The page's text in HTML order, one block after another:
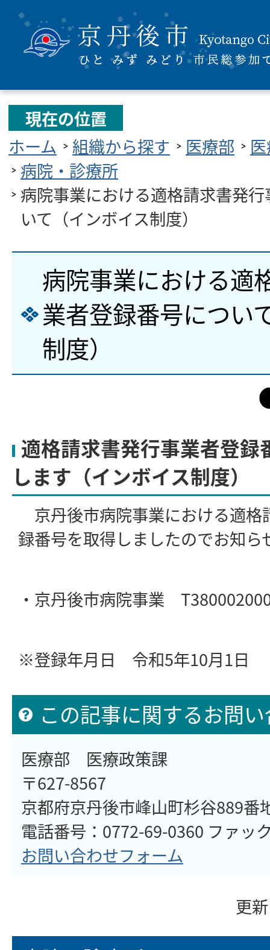
現在の位置
ホーム
組織から探す 医療部
病院・診療所
病院事業における適格請求書発
いて（インボイス制度）
病院事業における適
業者登録番号につい
制度）
適格請求書発行事業者登録
します（インボイス制度）
京丹後市病院事業における適格
録番号を取得しましたのでお知ら
・京丹後市病院事業
※登録年月日 令和5年10月1日
この記事に関するお問
医療部 医療政策課
〒627-8567
京都府京丹後市峰山町杉谷889番
電話番号：0772-69-0360 ファッ
お問い合わせフォーム
更